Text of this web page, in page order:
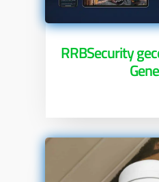
RRBSecurity